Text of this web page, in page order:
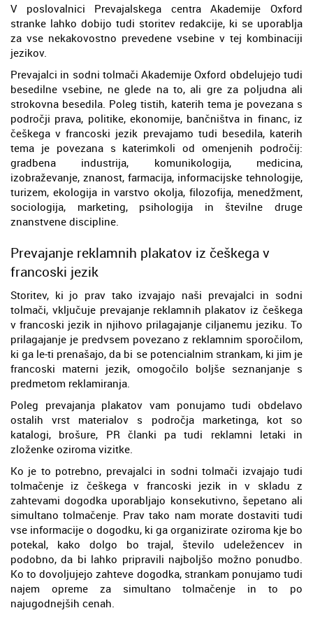
V poslovalnici Prevajalskega centra Akademije Oxford
stranke lahko dobijo tudi storitev redakcije, ki se uporablja
za vse nekakovostno prevedene vsebine v tej kombinaciji
jezikov.
Prevajalci in sodni tolmači Akademije Oxford obdelujejo tudi
besedilne vsebine, ne glede na to, ali gre za poljudna ali
strokovna besedila. Poleg tistih, katerih tema je povezana s
področji prava, politike, ekonomije, bančništva in financ, iz
češkega v francoski jezik prevajamo tudi besedila, katerih
tema je povezana s katerimkoli od omenjenih področij:
gradbena industrija, komunikologija, medicina,
izobraževanje, znanost, farmacija, informacijske tehnologije,
turizem, ekologija in varstvo okolja, filozofija, menedžment,
sociologija, marketing, psihologija in številne druge
znanstvene discipline.
Prevajanje reklamnih plakatov iz češkega v
francoski jezik
Storitev, ki jo prav tako izvajajo naši prevajalci in sodni
tolmači, vključuje prevajanje reklamnih plakatov iz češkega
v francoski jezik in njihovo prilagajanje ciljanemu jeziku. To
prilagajanje je predvsem povezano z reklamnim sporočilom,
ki ga le-ti prenašajo, da bi se potencialnim strankam, ki jim je
francoski materni jezik, omogočilo boljše seznanjanje s
predmetom reklamiranja.
Poleg prevajanja plakatov vam ponujamo tudi obdelavo
ostalih vrst materialov s področja marketinga, kot so
katalogi, brošure, PR članki pa tudi reklamni letaki in
zloženke oziroma vizitke.
Ko je to potrebno, prevajalci in sodni tolmači izvajajo tudi
tolmačenje iz češkega v francoski jezik in v skladu z
zahtevami dogodka uporabljajo konsekutivno, šepetano ali
simultano tolmačenje. Prav tako nam morate dostaviti tudi
vse informacije o dogodku, ki ga organizirate oziroma kje bo
potekal, kako dolgo bo trajal, število udeležencev in
podobno, da bi lahko pripravili najboljšo možno ponudbo.
Ko to dovoljujejo zahteve dogodka, strankam ponujamo tudi
najem opreme za simultano tolmačenje in to po
najugodnejših cenah.